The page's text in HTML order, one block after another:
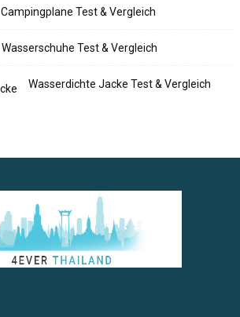
Campingplane Test & Vergleich
Wasserschuhe Test & Vergleich
Wasserdichte Jacke Test & Vergleich